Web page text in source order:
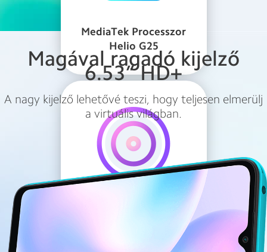
MediaTek Processzor
Helio G25
Magával ragadó kijelző
6.53” HD+
A nagy kijelző lehetővé teszi, hogy teljesen elmerülj
a virtuális világban.